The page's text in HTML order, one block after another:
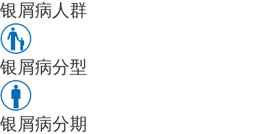
银屑病人群
银屑病分型
银屑病分期